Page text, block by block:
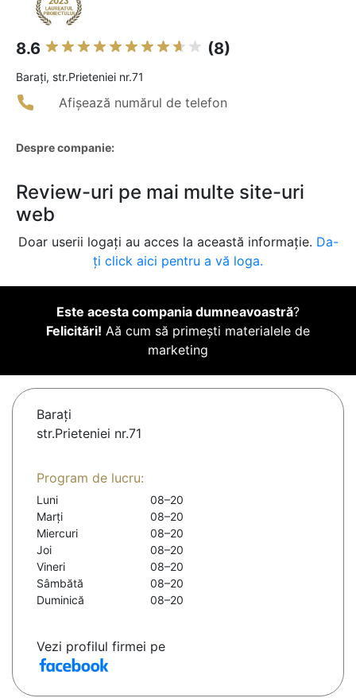
8.6 (8)
Baraţi, str.Prieteniei nr.71
Afișează numărul de telefon
Despre companie:
Review-uri pe mai multe site-uri
web
Doar userii logați au acces la această informație. Da-
ți click aici pentru a vă loga.
Este acesta compania dumneavoastră?
Felicitări! Aă cum să primești materialele de
marketing
Baraţi
str.Prieteniei nr.71
Program de lucru:
Luni
08–20
Marți
08–20
Miercuri
08–20
Joi
08–20
Vineri
08–20
Sâmbătă
08–20
Duminică
08–20
Vezi profilul firmei pe